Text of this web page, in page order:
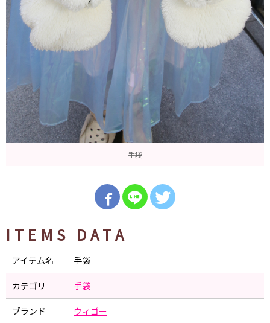
手袋
ITEMS DATA
アイテム名 手袋
カテゴリ 手袋
ブランド ウィゴー